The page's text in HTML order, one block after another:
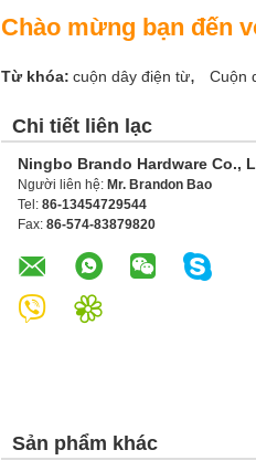
Chào mừng bạn đến
Từ khóa: cuộn dây điện từ, Cuộn
Chi tiết liên lạc
Ningbo Brando Hardware Co.,
Người liên hệ: Mr. Brandon Bao
Tel: 86-13454729544
Fax: 86-574-83879820
Sản phẩm khác